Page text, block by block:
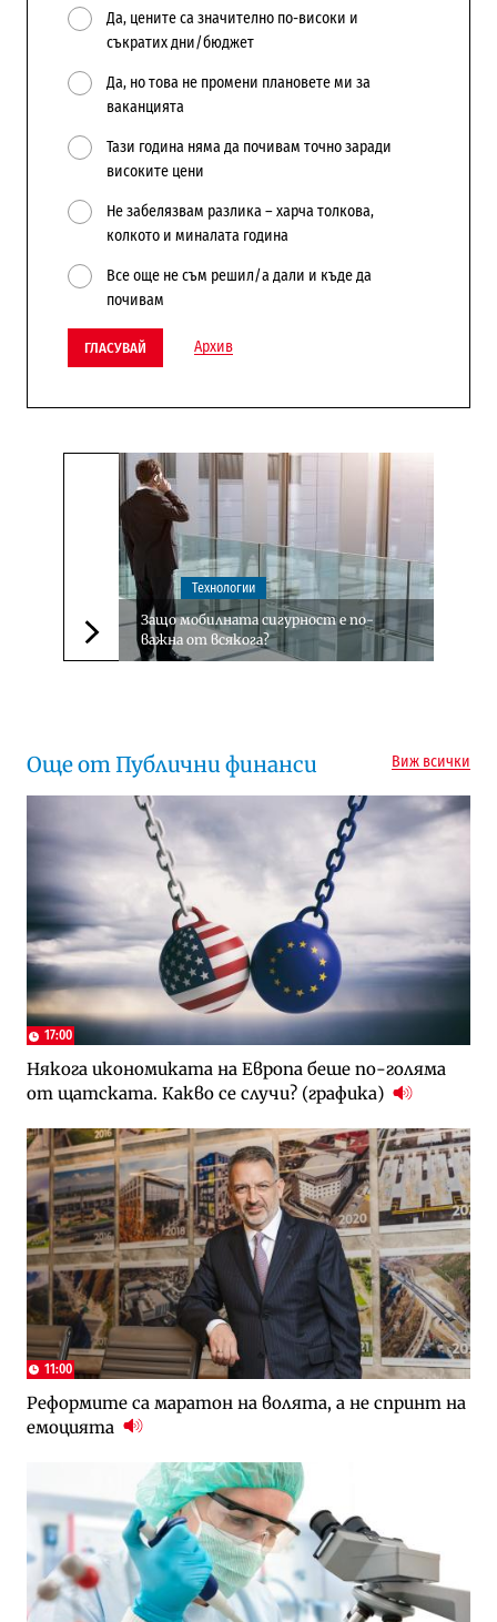
Да, цените са значително по-високи и
съкратих дни/бюджет
Да, но това не промени плановете ми за
ваканцията
Тази година няма да почивам точно заради
високите цени
Не забелязвам разлика – харча толкова,
колкото и миналата година
Все още не съм решил/а дали и къде да
почивам
ГЛАСУВАЙ Архив
Следваща новина
Технологии
Защо мобилната сигурност е по-
важна от всякога?
Още от Публични финанси Виж всички
17:00
Някога икономиката на Европа беше по-голяма
от щатската. Какво се случи? (графика)
11:00
Реформите са маратон на волята, а не спринт на
емоцията